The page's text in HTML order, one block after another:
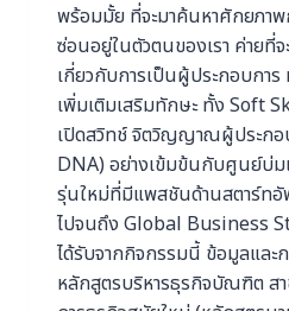
พร้อมมั้ย ที่จะมาค้นหาศักยภา
ซ่อนอยู่ในตัวตนของเรา ค่ายที่
เกี่ยวกับการเป็นผู้ประกอบการ
เพิ่มเติมเสริมทักษะ ทั้ง Soft
เปิดสวิทช์ จิตวิญญาณผู้ประก
DNA) อย่างเข้มข้นกับศูนย์บ่มเ
รุ่นใหม่ที่มีแพสชันด้านสตาร์ท
ไปจนถึง Global Business
ได้รับจากกิจกรรมนี้ ข้อมูลและ
หลักสูตรบริหารธุรกิจบัณฑิต สา